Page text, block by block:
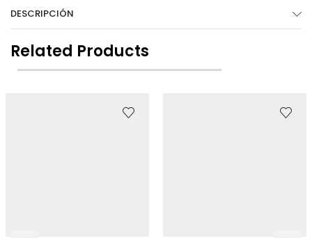
DESCRIPCIÓN
Related Products